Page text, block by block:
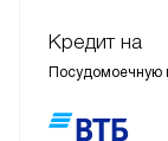
Кредит на
Посудомоечную